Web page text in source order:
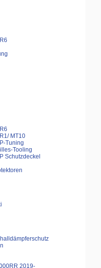
MT10
Tuning
Tooling
Schutzdeckel
2019-